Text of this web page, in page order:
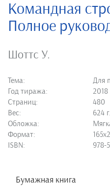
Командная
Полное
Шоттс У.
Тема:
Для
Год тиража:
2018
Страниц:
480
Вес:
624 г.
Обложка:
Формат:
ISBN:
978-
Бумажная книга